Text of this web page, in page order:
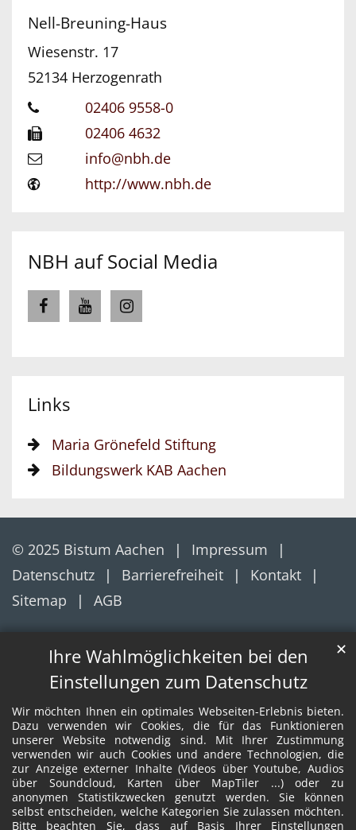
Ihre Wahlmöglichkeiten bei den
Einstellungen zum Datenschutz
Wir möchten Ihnen ein optimales Webseiten-Erlebnis bieten.
Dazu verwenden wir Cookies, die für das Funktionieren
unserer Website notwendig sind. Mit Ihrer Zustimmung
verwenden wir auch Cookies und andere Technologien, die
zur Anzeige externer Inhalte (Videos über Youtube, Audios
über Soundcloud, Karten über MapTiler ...) oder zu
anonymen Statistikzwecken genutzt werden. Sie können
selbst entscheiden, welche Kategorien Sie zulassen möchten.
Bitte beachten Sie, dass auf Basis Ihrer Einstellungen
✕
Nell-Breuning-Haus
Wiesenstr. 17
52134 Herzogenrath
02406 9558-0
02406 4632
info@nbh.de
http://www.nbh.de
NBH auf Social Media
Links
Maria Grönefeld Stiftung
Bildungswerk KAB Aachen
© 2025 Bistum Aachen
Impressum
Datenschutz
Barrierefreiheit
Kontakt
Sitemap
AGB